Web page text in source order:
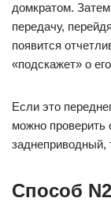
домкратом.
передачу,
появится
«подскажет» о
Если это
можно проверить
заднеприводный,
Способ N2